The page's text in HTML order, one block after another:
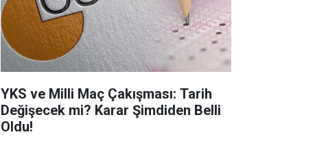
YKS ve Milli Maç Çakışması: Tarih
Değişecek mi? Karar Şimdiden Belli
Oldu!